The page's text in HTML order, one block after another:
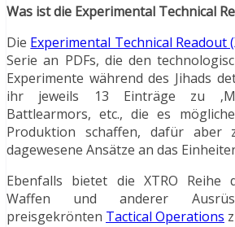
Was ist die Experimental Technical
Die Experimental Technical Readout
Serie an PDFs, die den
Experimente während des Jihads
ihr jeweils 13 Einträge zu
Battlearmors, etc., die es
Produktion schaffen, dafür aber
dagewesene Ansätze an das
Ebenfalls bietet die XTRO Reihe
Waffen und anderer
preisgekrönten Tactical Operations